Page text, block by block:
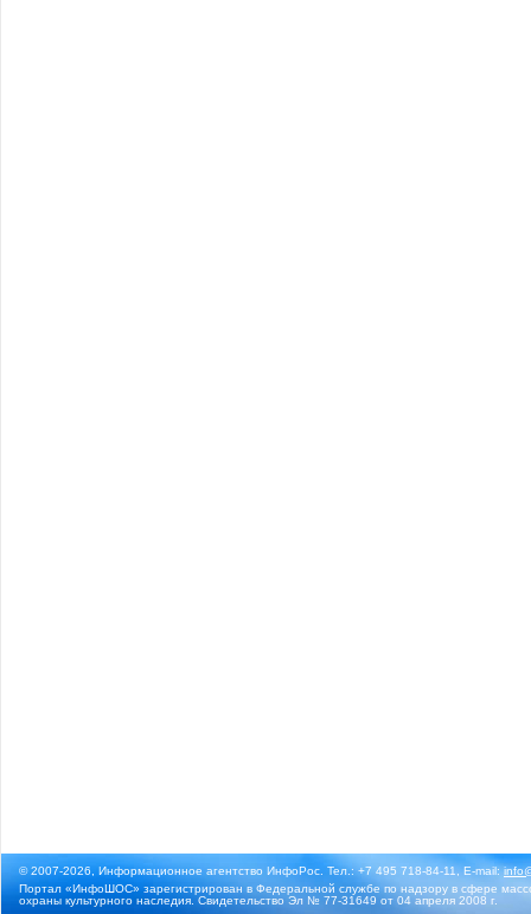
© 2007-2026, Информационное агентство ИнфоРос. Тел.: +7 495 718-84-11, E-mail:
Портал «ИнфоШОС» зарегистрирован в Федеральной службе по надзору в сфере
охраны культурного наследия. Свидетельство Эл № 77-31649 от 04 апреля 2008 г.